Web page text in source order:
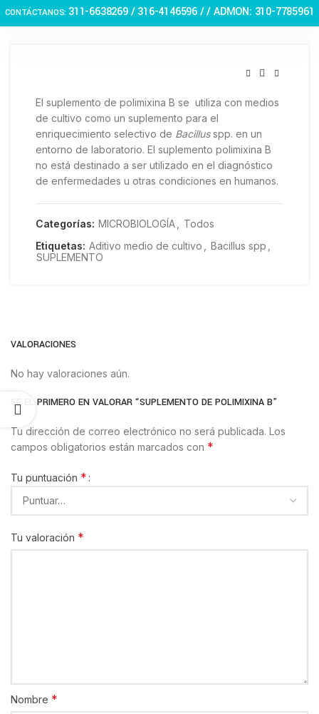
CONTÁCTANOS: 311-6638269 /316-4146596 / / ADMON: 310-7785961
El suplemento de polimixina B se utiliza con medios
de cultivo como un suplemento para el
enriquecimiento selectivo de Bacillusspp. en un
entorno de laboratorio. El suplemento polimixina B
no está destinado a ser utilizado en el diagnóstico
de enfermedades u otras condiciones en humanos.
Categorías: MICROBIOLOGÍA
Todos
Etiquetas: Aditivo medio de cultivo Bacillus spp
SUPLEMENTO
VALORACIONES
No hay valoraciones aún.
SÉ EL PRIMERO EN VALORAR “SUPLEMENTO DE POLIMIXINA B”
Tu dirección de correo electrónico no será publicada. Los
campos obligatorios están marcados con *
Tu puntuación *
Tu valoración *
Nombre *